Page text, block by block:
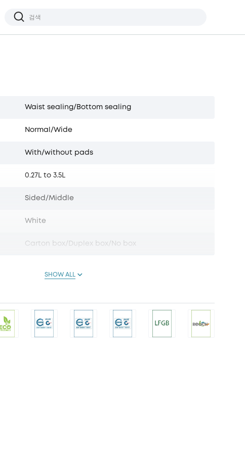
Waist sealing/Bottom sealing
Normal/Wide
With/without pads
0.27L to 3.5L
Sided/Middle
White
Carton box/Duplex box/No box
SHOW ALL